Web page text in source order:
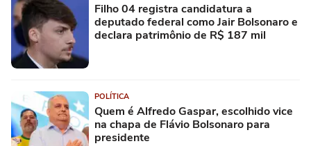
Filho 04 registra candidatura a
deputado federal como Jair Bolsonaro e
declara patrimônio de R$ 187 mil
POLÍTICA
Quem é Alfredo Gaspar, escolhido vice
na chapa de Flávio Bolsonaro para
presidente